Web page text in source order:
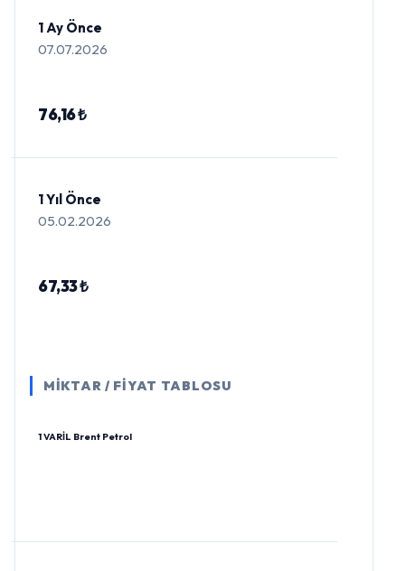
1 Ay Önce
07.07.2026
76,16 ₺
1 Yıl Önce
05.02.2026
67,33 ₺
MİKTAR / FİYAT TABLOSU
1 VARİL Brent Petrol